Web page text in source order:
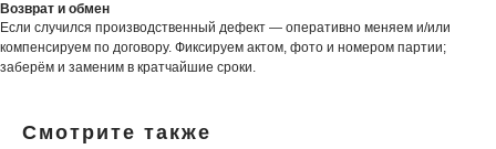
Возврат и обмен
Если случился производственный дефект — оперативно меняем и/или
компенсируем по договору. Фиксируем актом, фото и номером партии;
заберём и заменим в кратчайшие сроки.
Смотрите также